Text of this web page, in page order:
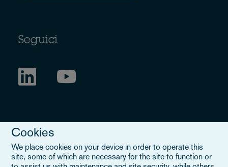
Seguici
Cookies
We place cookies on your device in order to operate this
site, some of which are necessary for the site to function or